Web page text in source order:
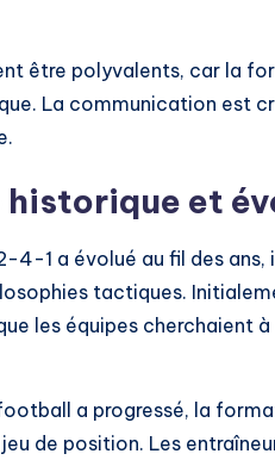
être polyvalents, car la
La communication est
et
1 a évolué au fil des ans,
tactiques.
les équipes cherchaient
a progressé, la
de position. Les